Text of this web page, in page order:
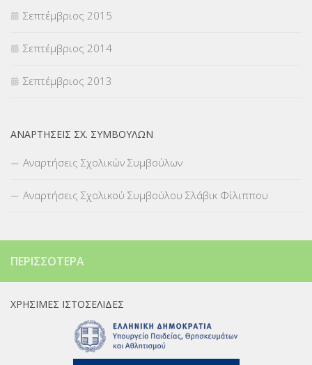
Σεπτέμβριος 2015
Σεπτέμβριος 2014
Σεπτέμβριος 2013
ΑΝΑΡΤΉΣΕΙΣ ΣΧ. ΣΥΜΒΟΎΛΩΝ
Αναρτήσεις Σχολικών Συμβούλων
Αναρτήσεις Σχολικού Συμβούλου Σλάβικ Φίλιππου
ΠΕΡΙΣΣΌΤΕΡΑ
ΧΡΉΣΙΜΕΣ ΙΣΤΟΣΕΛΊΔΕΣ